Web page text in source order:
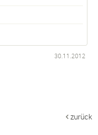
30.11.2012
zurück